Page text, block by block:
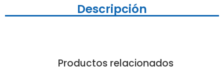
Descripción
Productos relacionados